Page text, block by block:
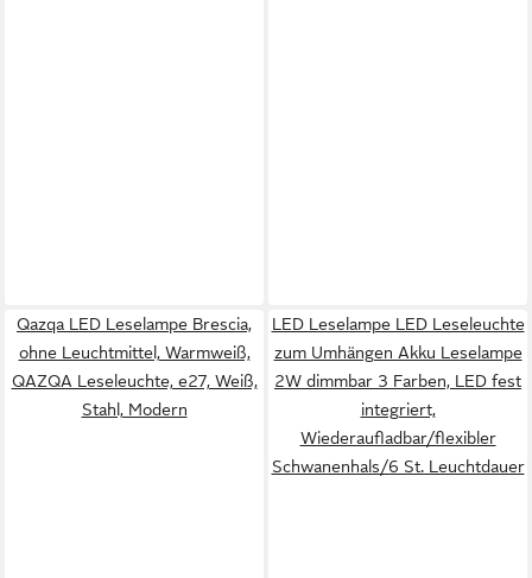
Qazqa LED Leselampe Brescia,
ohne Leuchtmittel, Warmweiß,
QAZQA Lese­leuchte, e27, Weiß,
Stahl, Modern
LED Leselampe LED Leseleuchte
zum Umhängen Akku Leselampe
2W dimmbar 3 Farben, LED fest
integriert,
Wiederaufladbar/flexibler
Schwanenhals/6 St. Leuchtdauer